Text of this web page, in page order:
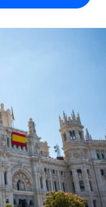
von
Abläufe
Team
wachsende
Teams zu
und